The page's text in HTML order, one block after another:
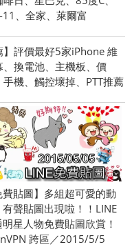
、全家、萊爾富
】評價最好5家iPhone 維
、換電池、主機板、價
機、觸控壞掉、PTT推薦
費貼圖】多組超可愛的動
有聲貼圖出現啦！！LINE
星人物免費貼圖欣賞！
跨區／2015/5/5